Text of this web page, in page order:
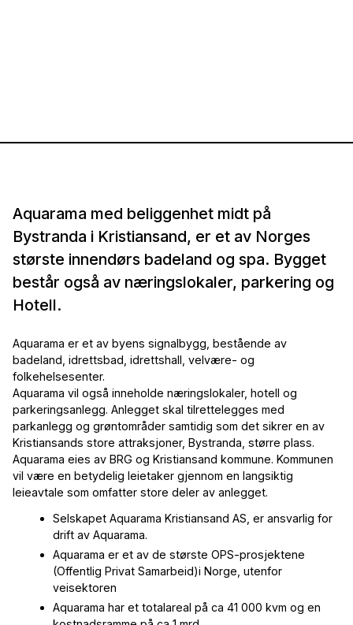
Aquarama med beliggenhet midt på
Bystranda i Kristiansand, er et av Norges
største innendørs badeland og spa. Bygget
består også av næringslokaler, parkering og
Hotell.
Aquarama er et av byens signalbygg, bestående av
badeland, idrettsbad, idrettshall, velvære- og
folkehelsesenter.
Aquarama vil også inneholde næringslokaler, hotell og
parkeringsanlegg. Anlegget skal tilrettelegges med
parkanlegg og grøntområder samtidig som det sikrer en av
Kristiansands store attraksjoner, Bystranda, større plass.
Aquarama eies av BRG og Kristiansand kommune. Kommunen
vil være en betydelig leietaker gjennom en langsiktig
leieavtale som omfatter store deler av anlegget.
Selskapet Aquarama Kristiansand AS, er ansvarlig for
drift av Aquarama.
Aquarama er et av de største OPS-prosjektene
(Offentlig Privat Samarbeid)i Norge, utenfor
veisektoren
Aquarama har et totalareal på ca 41 000 kvm og en